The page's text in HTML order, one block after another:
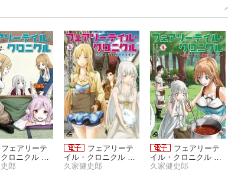
フェアリーテ
ロニクル 〜
ない異世界
郎
フェアリーテ
イル・クロニクル 〜
空気読まない異世界
久家健史郎
フェアリーテ
イル・クロニクル 〜
空気読まない異世界
久家健史郎